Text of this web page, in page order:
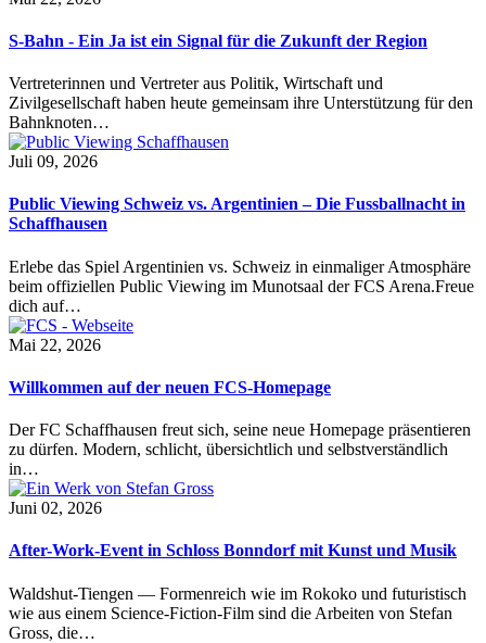
S-Bahn - Ein Ja ist ein Signal für die Zukunft der Region
Vertreterinnen und Vertreter aus Politik, Wirtschaft und
Zivilgesellschaft haben heute gemeinsam ihre Unterstützung für den
Bahnknoten…
Juli 09, 2026
Public Viewing Schweiz vs. Argentinien – Die Fussballnacht in
Schaffhausen
Erlebe das Spiel Argentinien vs. Schweiz in einmaliger Atmosphäre
beim offiziellen Public Viewing im Munotsaal der FCS Arena.Freue
dich auf…
Mai 22, 2026
Willkommen auf der neuen FCS-Homepage
Der FC Schaffhausen freut sich, seine neue Homepage präsentieren
zu dürfen. Modern, schlicht, übersichtlich und selbstverständlich
in…
Juni 02, 2026
After-Work-Event in Schloss Bonndorf mit Kunst und Musik
Waldshut-Tiengen — Formenreich wie im Rokoko und futuristisch
wie aus einem Science-Fiction-Film sind die Arbeiten von Stefan
Gross, die…